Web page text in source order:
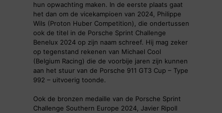
hun opwachting maken. In de eerste plaats gaat
het dan om de vicekampioen van 2024, Philippe
Wils (Proton Huber Competition), die ondertussen
ook de titel in de Porsche Sprint Challenge
Benelux 2024 op zijn naam schreef. Hij mag zeker
op tegenstand rekenen van Michael Cool
(Belgium Racing) die de voorbije jaren zijn kunnen
aan het stuur van de Porsche 911 GT3 Cup – Type
992 – uitvoerig toonde.
Ook de bronzen medaille van de Porsche Sprint
Challenge Southern Europe 2024, Javier Ripoll